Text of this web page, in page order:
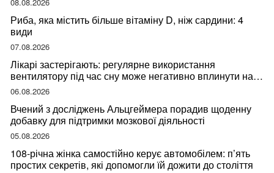
08.08.2026
Риба, яка містить більше вітаміну D, ніж сардини: 4
види
07.08.2026
Лікарі застерігають: регулярне використання
вентилятору під час сну може негативно вплинути на
ваше здоров’я
06.08.2026
Вчений з досліджень Альцгеймера порадив щоденну
добавку для підтримки мозкової діяльності
05.08.2026
108-річна жінка самостійно керує автомобілем: п’ять
простих секретів, які допомогли їй дожити до століття